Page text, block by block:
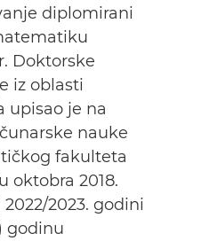
diplomirani
Doktorske
iz oblasti
upisao je na
nauke
fakulteta
oktobra 2018.
2023. godini
godinu